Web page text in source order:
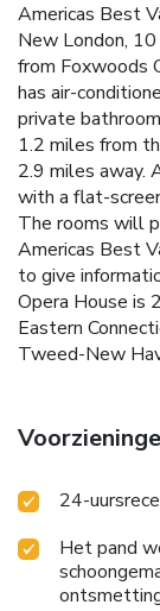
Americas Best
New London,
from Foxwoods
has air-
private
1.2 miles from
2.9 miles away.
with a flat-
The rooms will
Americas Best
to give
Opera House is
Eastern
Tweed-New
24-
Het pand